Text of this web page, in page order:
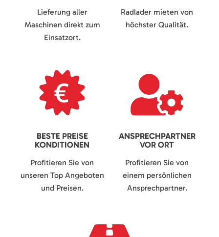
Lieferung aller
Maschinen direkt zum
Einsatzort.
Radlader mieten von
höchster Qualität.
BESTE PREISE
KONDITIONEN
Profitieren Sie von
unseren Top Angeboten
und Preisen.
ANSPRECHPARTNER
VOR ORT
Profitieren Sie von
einem persönlichen
Ansprechpartner.